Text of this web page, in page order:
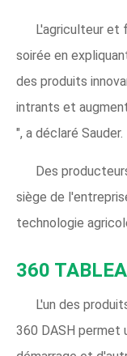
L'agriculteur et
soirée en
des produits
intrants et
", a déclaré Sauder.
Des
siège de
technologie
360
L'un des
360 DASH permet